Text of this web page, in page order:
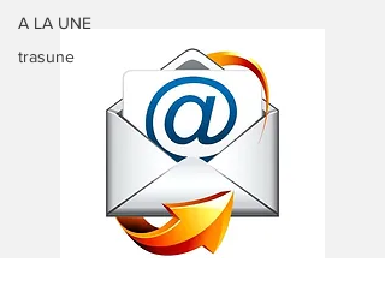
A LA UNE
trasune